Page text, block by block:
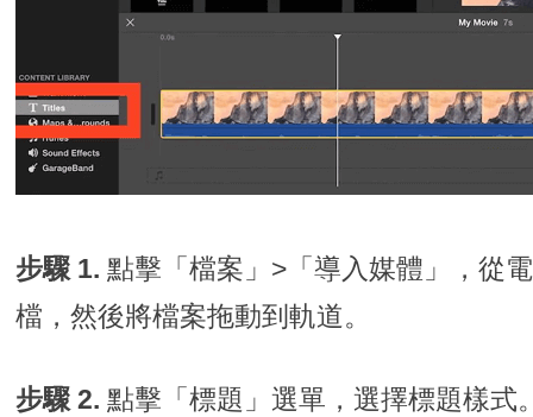
步驟 1.點擊「檔案」>「導入媒體」，從
檔，然後將檔案拖動到軌道。
步驟 2.點擊「標題」選單，選擇標題樣式